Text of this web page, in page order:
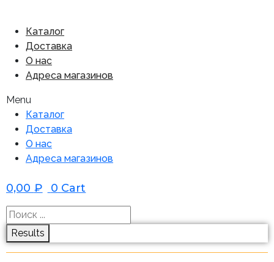
Каталог
Доставка
О нас
Адреса магазинов
Menu
Каталог
Доставка
О нас
Адреса магазинов
0,00 ₽ 0 Cart
Results